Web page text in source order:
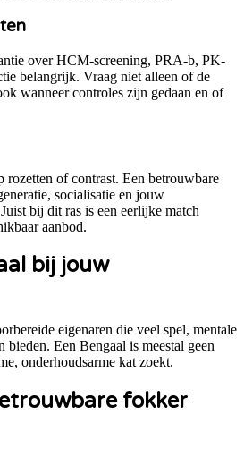
over HCM-screening, PRA-b, PK-
belangrijk. Vraag niet alleen of de
wanneer controles zijn gedaan en of
rozetten of contrast. Een betrouwbare
socialisatie en jouw
bij dit ras is een eerlijke match
aanbod.
bij jouw
eigenaren die veel spel, mentale
Een Bengaal is meestal geen
onderhoudsarme kat zoekt.
fokker